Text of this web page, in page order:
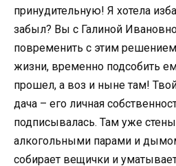
принудительную! Я хотела
забыл? Вы с Галиной
повременить с этим
жизни, временно подсобить
прошел, а воз и ныне там!
дача – его личная
подписывалась. Там уже
алкогольными парами и
собирает вещички и